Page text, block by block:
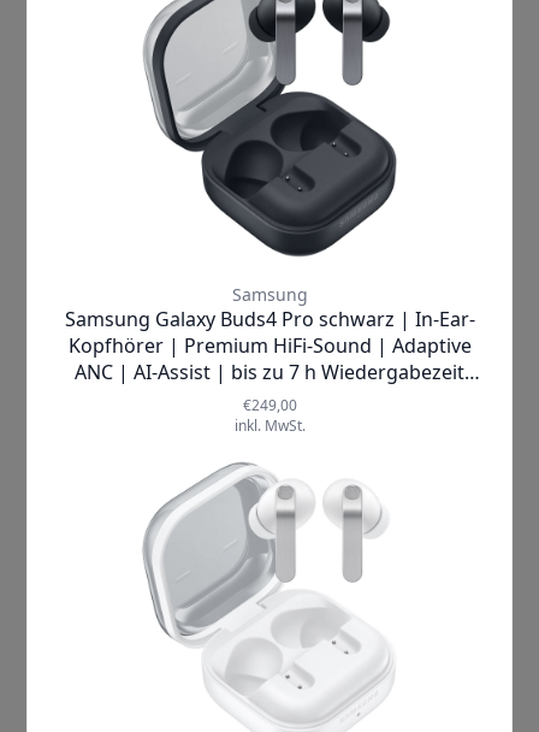
intelligente ANC
360 Grad Audio für Surround Sound
HD Voice für gute Sprachqualität
Schutzklasse IPX7
Galaxy Buds2 Pro und das
Hinsichtlich der Optik sind die Galaxy Buds2 Pro
mit ihren Vorgängern vergleichbar. Allerdings
sind die Nachfolger um etwa 15 Prozent kleiner,